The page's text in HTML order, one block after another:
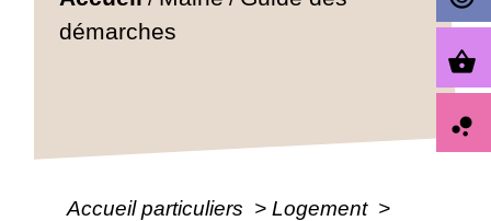
démarches
Accueil particuliers > Logement >
shopping_basket
bubble_chart